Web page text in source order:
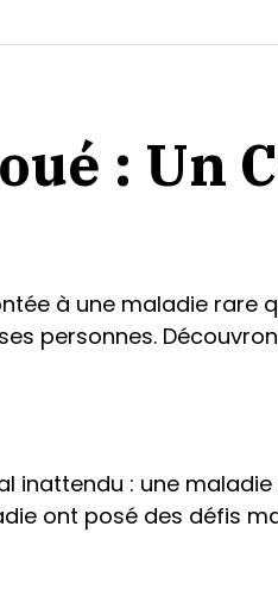
: Un
à une maladie rare
personnes.
inattendu : une
ont posé des défis